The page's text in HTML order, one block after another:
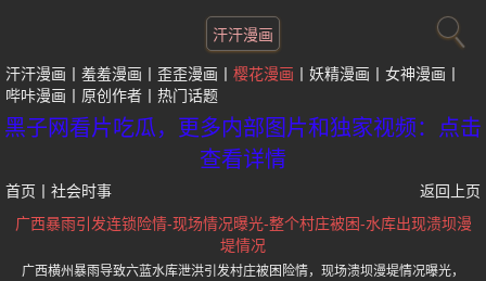
汗汗漫画
汗汗漫画 羞羞漫画 歪歪漫画 樱花漫画 妖精漫画
女神漫画
哔咔漫画
原创作者 热门话题
黑子网看片吃瓜，更多内部图片和独家视频：点击
查看详情
首页 社会时事
返回上页
广西暴雨引发连锁险情-现场情况曝光-整个村庄被困-水库出现溃坝漫
堤情况
广西横州暴雨导致六蓝水库泄洪引发村庄被困险情，现场溃坝漫堤情况曝光，